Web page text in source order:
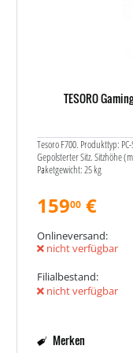
TESORO
Tesoro F700. Produkttyp:
Gepolsterter Sitz. Sitzhöhe
Paketgewicht: 25 kg
15900 €
Onlineversand:
nicht verfügbar
Filialbestand:
nicht verfügbar
Merken